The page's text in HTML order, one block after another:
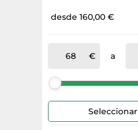
desde 160,00 €
a
Seleccionar